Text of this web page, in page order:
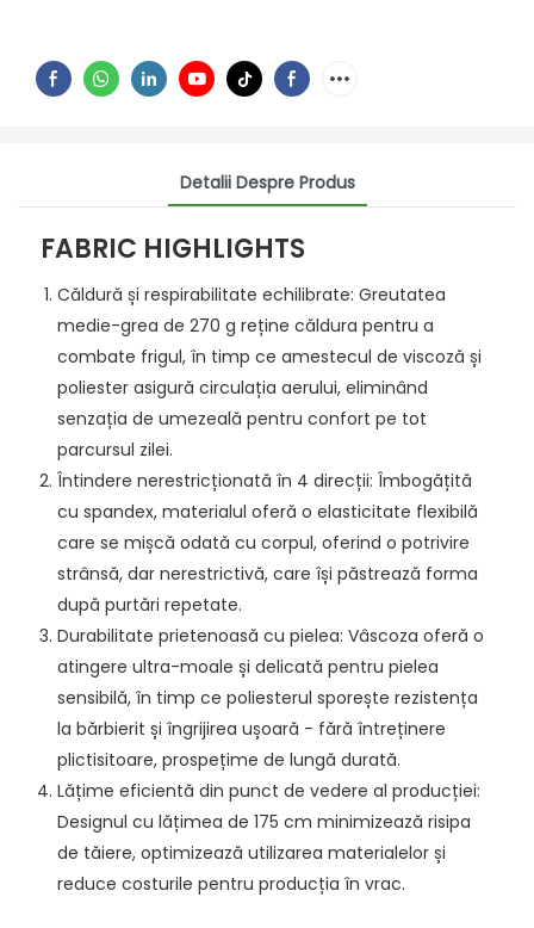
Detalii Despre Produs
FABRIC HIGHLIGHTS
Căldură și respirabilitate echilibrate: Greutatea
medie-grea de 270 g reține căldura pentru a
combate frigul, în timp ce amestecul de viscoză și
poliester asigură circulația aerului, eliminând
senzația de umezeală pentru confort pe tot
parcursul zilei.
Întindere nerestricționată în 4 direcții: Îmbogățită
cu spandex, materialul oferă o elasticitate flexibilă
care se mișcă odată cu corpul, oferind o potrivire
strânsă, dar nerestrictivă, care își păstrează forma
după purtări repetate.
Durabilitate prietenoasă cu pielea: Vâscoza oferă o
atingere ultra-moale și delicată pentru pielea
sensibilă, în timp ce poliesterul sporește rezistența
la bărbierit și îngrijirea ușoară - fără întreținere
plictisitoare, prospețime de lungă durată.
Lățime eficientă din punct de vedere al producției:
Designul cu lățimea de 175 cm minimizează risipa
de tăiere, optimizează utilizarea materialelor și
reduce costurile pentru producția în vrac.